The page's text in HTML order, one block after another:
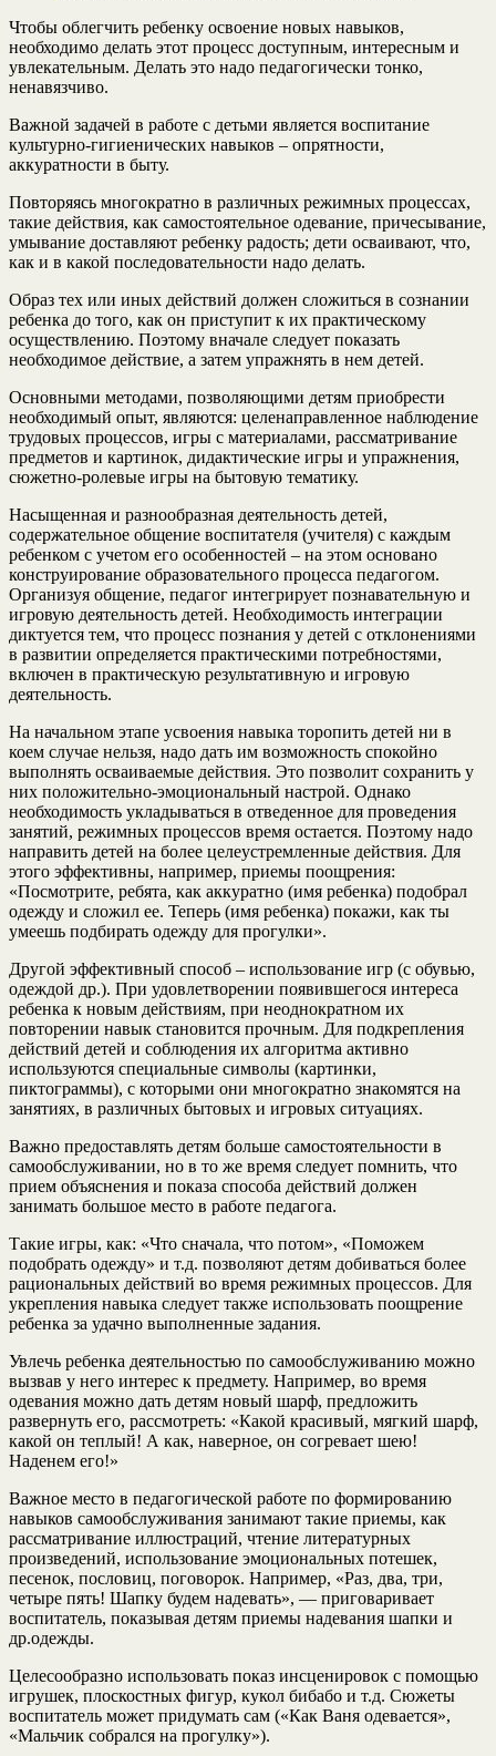
Чтобы облегчить ребенку освоение новых навыков,
необходимо делать этот процесс доступным, интересным и
увлекательным. Делать это надо педагогически тонко,
ненавязчиво.
Важной задачей в работе с детьми является воспитание
культурно-гигиенических навыков – опрятности,
аккуратности в быту.
Повторяясь многократно в различных режимных процессах,
такие действия, как самостоятельное одевание, причесывание,
умывание доставляют ребенку радость; дети осваивают, что,
как и в какой последовательности надо делать.
Образ тех или иных действий должен сложиться в сознании
ребенка до того, как он приступит к их практическому
осуществлению. Поэтому вначале следует показать
необходимое действие, а затем упражнять в нем детей.
Основными методами, позволяющими детям приобрести
необходимый опыт, являются: целенаправленное наблюдение
трудовых процессов, игры с материалами, рассматривание
предметов и картинок, дидактические игры и упражнения,
сюжетно-ролевые игры на бытовую тематику.
Насыщенная и разнообразная деятельность детей,
содержательное общение воспитателя (учителя) с каждым
ребенком с учетом его особенностей – на этом основано
конструирование образовательного процесса педагогом.
Организуя общение, педагог интегрирует познавательную и
игровую деятельность детей. Необходимость интеграции
диктуется тем, что процесс познания у детей с отклонениями
в развитии определяется практическими потребностями,
включен в практическую результативную и игровую
деятельность.
На начальном этапе усвоения навыка торопить детей ни в
коем случае нельзя, надо дать им возможность спокойно
выполнять осваиваемые действия. Это позволит сохранить у
них положительно-эмоциональный настрой. Однако
необходимость укладываться в отведенное для проведения
занятий, режимных процессов время остается. Поэтому надо
направить детей на более целеустремленные действия. Для
этого эффективны, например, приемы поощрения:
«Посмотрите, ребята, как аккуратно (имя ребенка) подобрал
одежду и сложил ее. Теперь (имя ребенка) покажи, как ты
умеешь подбирать одежду для прогулки».
Другой эффективный способ – использование игр (с обувью,
одеждой др.). При удовлетворении появившегося интереса
ребенка к новым действиям, при неоднократном их
повторении навык становится прочным. Для подкрепления
действий детей и соблюдения их алгоритма активно
используются специальные символы (картинки,
пиктограммы), с которыми они многократно знакомятся на
занятиях, в различных бытовых и игровых ситуациях.
Важно предоставлять детям больше самостоятельности в
самообслуживании, но в то же время следует помнить, что
прием объяснения и показа способа действий должен
занимать большое место в работе педагога.
Такие игры, как: «Что сначала, что потом», «Поможем
подобрать одежду» и т.д. позволяют детям добиваться более
рациональных действий во время режимных процессов. Для
укрепления навыка следует также использовать поощрение
ребенка за удачно выполненные задания.
Увлечь ребенка деятельностью по самообслуживанию можно
вызвав у него интерес к предмету. Например, во время
одевания можно дать детям новый шарф, предложить
развернуть его, рассмотреть: «Какой красивый, мягкий шарф,
какой он теплый! А как, наверное, он согревает шею!
Наденем его!»
Важное место в педагогической работе по формированию
навыков самообслуживания занимают такие приемы, как
рассматривание иллюстраций, чтение литературных
произведений, использование эмоциональных потешек,
песенок, пословиц, поговорок. Например, «Раз, два, три,
четыре пять! Шапку будем надевать», — приговаривает
воспитатель, показывая детям приемы надевания шапки и
др.одежды.
Целесообразно использовать показ инсценировок с помощью
игрушек, плоскостных фигур, кукол бибабо и т.д. Сюжеты
воспитатель может придумать сам («Как Ваня одевается»,
«Мальчик собрался на прогулку»).